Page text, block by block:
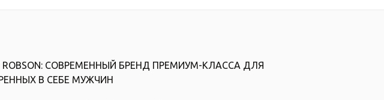
ROBSON: СОВРЕМЕННЫЙ БРЕНД ПРЕМИУМ-КЛАССА ДЛЯ
В СЕБЕ МУЖЧИН